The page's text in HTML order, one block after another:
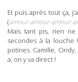
Et puis après tout ça,
(amour-amour-amour-
Mais tant pis, rien
secondes à la louche
potines. Camille,
a, on y va direct !